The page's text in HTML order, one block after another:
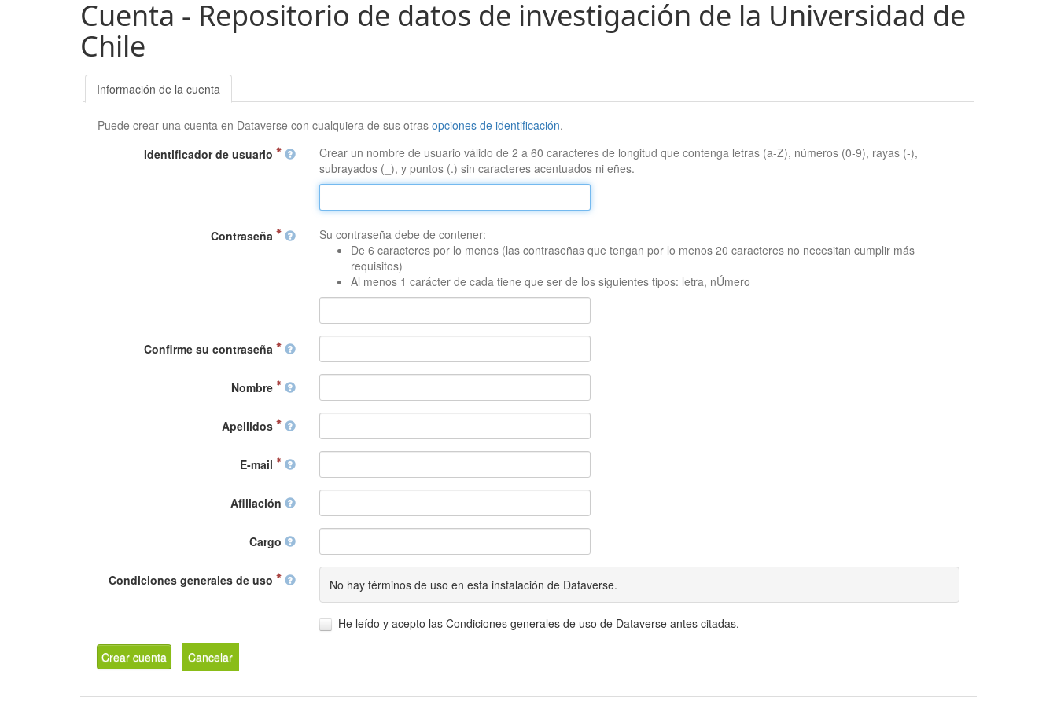
Cuenta - Repositorio de datos de investigación de la Universidad de
Chile
Información de la cuenta
Puede crear una cuenta en Dataverse con cualquiera de sus otrasopciones de identificación.
Identificador de usuario
Crear un nombre de usuario válido de 2 a 60 caracteres de longitud que contenga letras (a-Z), números (0-9), rayas (-),
subrayados (_), y puntos (.) sin caracteres acentuados ni eñes.
Contraseña
Su contraseña debe de contener:
De 6 caracteres por lo menos (las contraseñas que tengan por lo menos 20 caracteres no necesitan cumplir más
requisitos)
Al menos 1 carácter de cada tiene que ser de los siguientes tipos: letra, nÚmero
Confirme su contraseña
Nombre
Apellidos
E-mail
Afiliación
Cargo
Condiciones generales de uso No hay términos de uso en esta instalación de Dataverse.
He leído y acepto las Condiciones generales de uso de Dataverse antes citadas.
Crear cuenta Cancelar